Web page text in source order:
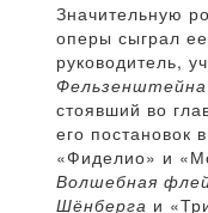
Значительную
оперы сыграл
руководитель,
Фельзенштейна
стоявший во
его постановок
«Фиделио» и
Волшебная
Шёнберга и